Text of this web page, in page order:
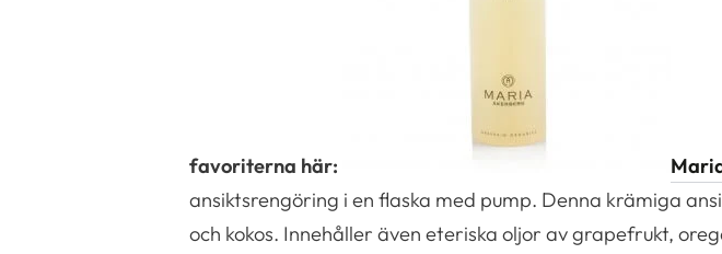
favoriterna här:
ansiktsrengöring i en flaska med pump. Denna krämiga
och kokos. Innehåller även eteriska oljor av grapefrukt,